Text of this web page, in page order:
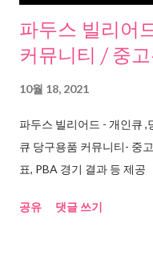
파두스 빌리어
커뮤니티 / 중
10월 18, 2021
파두스 빌리어드 - 개인큐 ,
큐 당구용품 커뮤니티- 중
표, PBA 경기 결과 등 제공
공유 댓글 쓰기